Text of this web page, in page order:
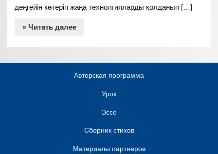
деңгейін көтеріп жаңа технолгияларды қолданып […]
» Читать далее
Авторская программа
Урок
Эссе
Сборник стихов
Материалы партнеров